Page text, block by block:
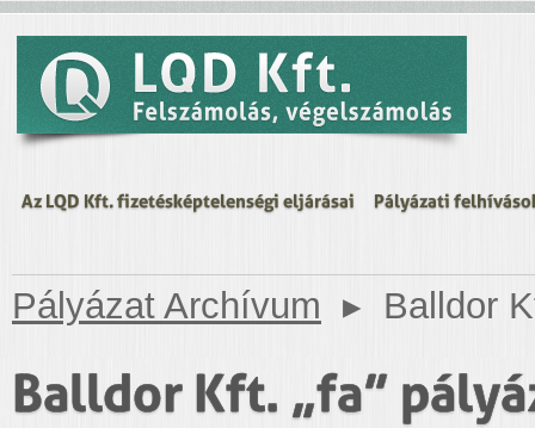
Az LQD Kft. fizetésképtelenségi eljárásai Pályázati
Pályázat Archívum ▸ Balldor
Balldor Kft. „fa”